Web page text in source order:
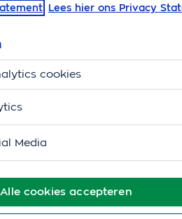
wat je wilt
Lees hier ons Privacy
Alle cookies accepteren
cookies
Media